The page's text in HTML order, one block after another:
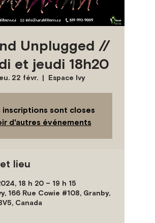
Unplugged //
et jeudi 18h20
22 févr.
  |
Espace Ivy
inscriptions sont closes
d'autres événements
lieu
18 h 20 – 19 h 15
166 Rue Cowie #108, Granby,
Canada